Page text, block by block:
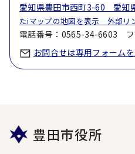
愛知県豊田市西町3-60 愛知
たiマップの地図を表示 外部リ
電話番号：0565-34-6603
お問合せは専用フォームを
豊田市役所